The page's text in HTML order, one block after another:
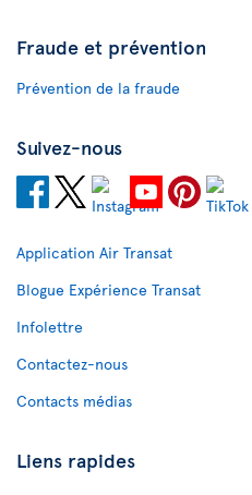
Fraude et prévention
Prévention de la fraude
Suivez-nous
Application Air Transat
Blogue Expérience Transat
Infolettre
Contactez-nous
Contacts médias
Liens rapides